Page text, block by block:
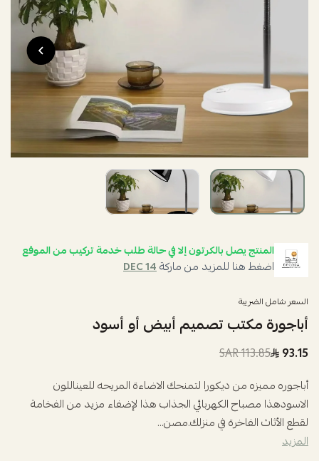
المنتج يصل بالكرتون إلا في حالة طلب خدمة تركيب من الموقع
اضغط هنا للمزيد من ماركةDEC 14
السعر شامل الضريبة
أباجورة مكتب تصميم أبيض أو أسود
93.15
113.85 SAR
أباجوره مميزه من ديكورا لتمنحك الاضاءة المريحه للعيناللون
الاسودهذا مصباح الكهربائي الجذاب هذا لإضفاء مزيد من الفخامة
لقطع الأثاث الفاخرة في منزلك.مصن...
المزيد